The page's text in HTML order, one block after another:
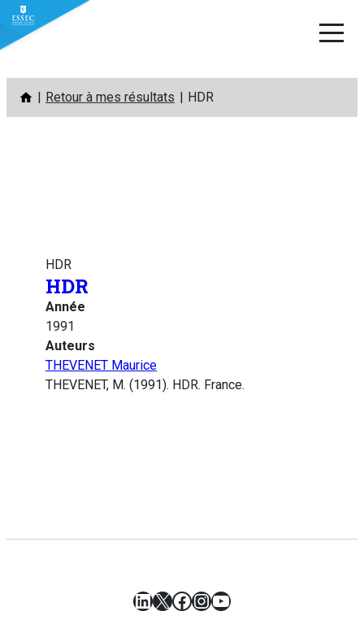
Aller
contenu
Retour à mes résultats HDR
HDR
HDR
Année
1991
Auteurs
THEVENET Maurice
THEVENET, M. (1991). HDR. France.
LinkedIn
X Facebook
Instagram
YouTube